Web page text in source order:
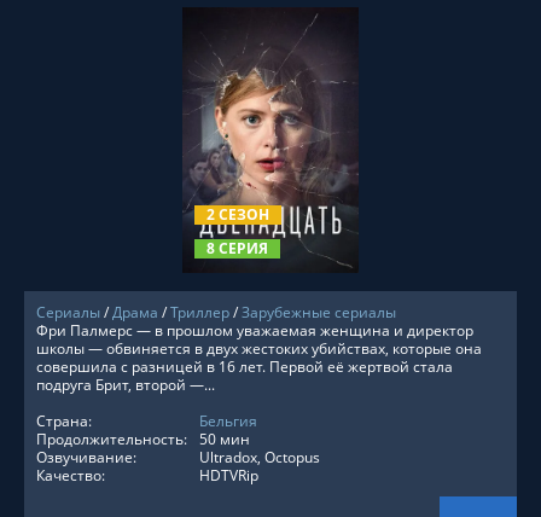
2 СЕЗОН
8 СЕРИЯ
СМОТРЕТЬ ОНЛАЙН
Сериалы/Драма /Триллер/Зарубежные сериалы
Фри Палмерс — в прошлом уважаемая женщина и директор
школы — обвиняется в двух жестоких убийствах, которые она
совершила с разницей в 16 лет. Первой её жертвой стала
подруга Брит, второй —...
Страна:
Бельгия
Продолжительность: 50 мин
Озвучивание:
Ultradox, Octopus
Качество:
HDTVRip